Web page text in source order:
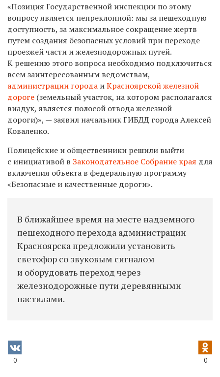
«Позиция Государственной инспекции по этому
вопросу является непреклонной: мы за пешеходную
доступность, за максимальное сокращение жертв
путем создания безопасных условий при переходе
проезжей части и железнодорожных путей.
К решению этого вопроса необходимо подключиться
всем заинтересованным ведомствам,
администрации города иКрасноярской железной
дороге (земельный участок, на котором располагался
виадук, является полосой отвода железной
дороги)», — заявил начальник ГИБДД городаАлексей
Коваленко.
Полицейские и общественники решили выйти
с инициативой в Законодательное Собрание края для
включения объекта в федеральную программу
«Безопасные и качественные дороги».
В ближайшее время на месте надземного
пешеходного перехода администрации
Красноярска предложили установить
светофор со звуковым сигналом
и оборудовать переход через
железнодорожные пути деревянными
настилами.
0 0